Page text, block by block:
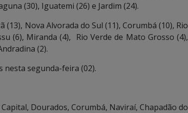
(30), Iguatemi (26) e Jardim (24).
Nova Alvorada do Sul (11), Corumbá (10), Rio
(6), Miranda (4), Rio Verde de Mato Grosso (4),
(2).
nesta segunda-feira (02).
Dourados, Corumbá, Naviraí, Chapadão do